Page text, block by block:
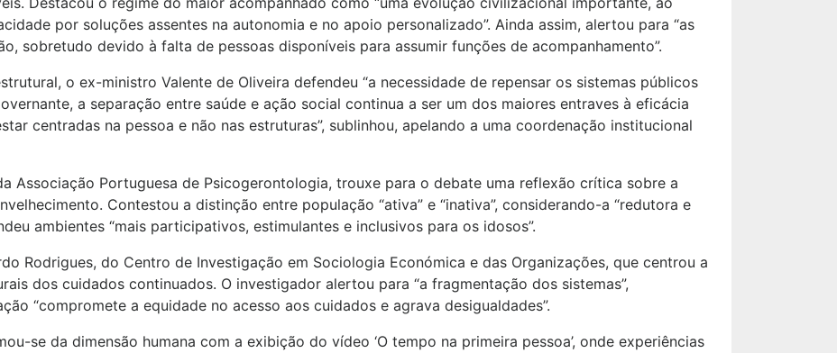
por soluções assentes na autonomia e no apoio personalizado”. Ainda assim, alertou para “as
sobretudo devido à falta de pessoas disponíveis para assumir funções de acompanhamento”.
o ex-ministro Valente de Oliveira defendeu “a necessidade de repensar os sistemas públicos
a separação entre saúde e ação social continua a ser um dos maiores entraves à eficácia
centradas na pessoa e não nas estruturas”, sublinhou, apelando a uma coordenação institucional
Associação Portuguesa de Psicogerontologia, trouxe para o debate uma reflexão crítica sobre a
Contestou a distinção entre população “ativa” e “inativa”, considerando-a “redutora e
ambientes “mais participativos, estimulantes e inclusivos para os idosos”.
Rodrigues, do Centro de Investigação em Sociologia Económica e das Organizações, que centrou a
dos cuidados continuados. O investigador alertou para “a fragmentação dos sistemas”,
“compromete a equidade no acesso aos cuidados e agrava desigualdades”.
se da dimensão humana com a exibição do vídeo ‘O tempo na primeira pessoa’, onde experiências